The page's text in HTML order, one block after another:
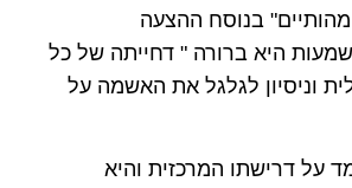
מהותיים" בנוסח ההצעה
היא ברורה " דחייתה של כל
וניסיון לגלגל את האשמה על
על דרישתו המרכזית והיא